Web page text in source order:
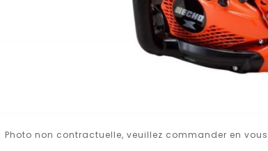
Photo non contractuelle, veuillez commander en